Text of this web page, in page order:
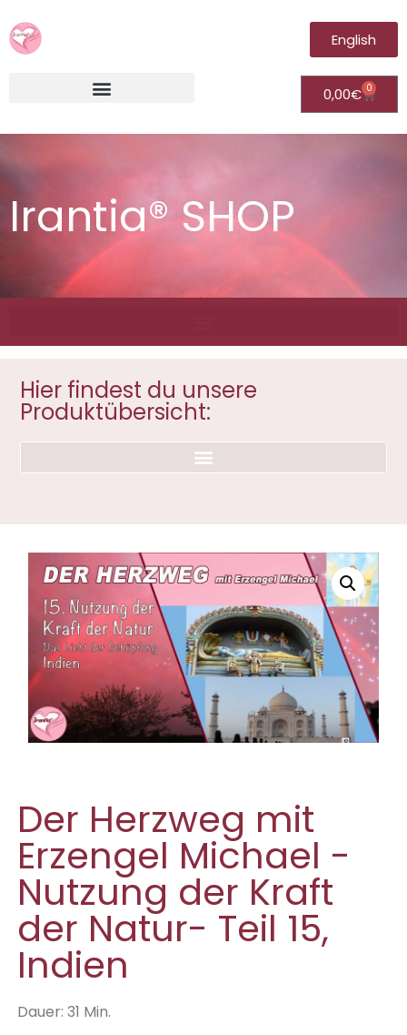
English
0,00€ 0
Irantia® SHOP
Hier findest du unsere
Produktübersicht:
Der Herzweg mit
Erzengel Michael -
Nutzung der Kraft
der Natur- Teil 15,
Indien
Dauer: 31 Min.